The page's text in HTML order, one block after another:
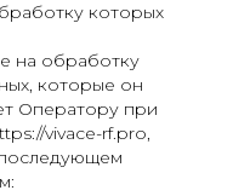
которых
на обработку
которые он
Оператору при
vivace-rf.pro,